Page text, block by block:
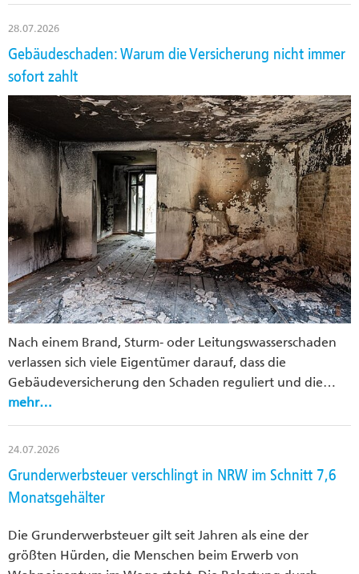
28.07.2026
Gebäudeschaden: Warum die Versicherung nicht immer
sofort zahlt
Nach einem Brand, Sturm- oder Leitungswasserschaden
verlassen sich viele Eigentümer darauf, dass die
Gebäudeversicherung den Schaden reguliert und die…
mehr…
24.07.2026
Grunderwerbsteuer verschlingt in NRW im Schnitt 7,6
Monatsgehälter
Die Grunderwerbsteuer gilt seit Jahren als eine der
größten Hürden, die Menschen beim Erwerb von